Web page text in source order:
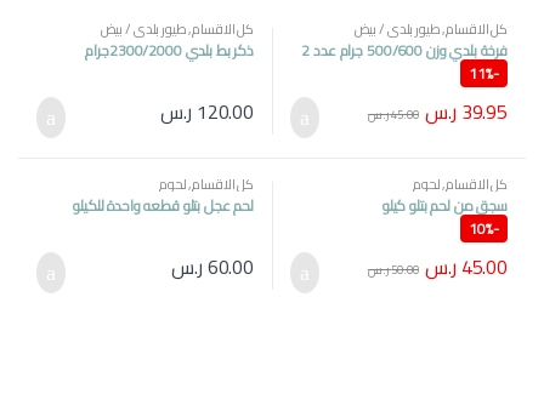
كل الاقسام,طيور بلدي / بيض
فرخة بلدي وزن 500/600 جرام عدد 2
-
11%
39.95 ر.س 45.00ر.س
كل الاقسام,طيور بلدي / بيض
ذكر بط بلدي 2300/2000جرام
120.00 ر.س
كل الاقسام,لحوم
سجق من لحم بتلو كيلو
-
10%
45.00 ر.س 50.00ر.س
كل الاقسام,لحوم
لحم عجل بتلو قطعه واحدة للكيلو
60.00ر.س